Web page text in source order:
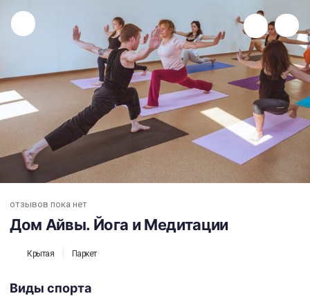
Дом Айвы. Йога и Медитации
отзывов пока нет
Дом Айвы. Йога и Медитации
Крытая Паркет
Виды спорта